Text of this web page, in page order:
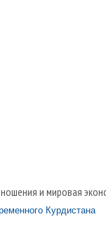
и мировая
Курдистана